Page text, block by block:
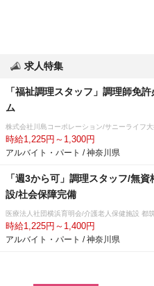
求人特集
「福祉調理スタッフ」調理師免
ム
株式会社川島コーポレーション/サニーライフ大
時給1,225円～1,300円
アルバイト・パート / 神奈川県
「週3から可」調理スタッフ/無
設/社会保障完備
医療法人社団横浜育明会/介護老人保健施設 都
時給1,225円～1,400円
アルバイト・パート / 神奈川県